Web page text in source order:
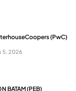
(PwC)
5, 2026
BATAM (PEB)